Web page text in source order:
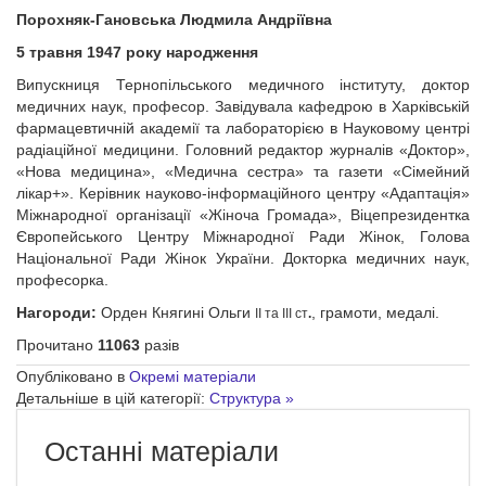
Порохняк-Гановська Людмила Андріївна
5 травня 1947 року народження
Випускниця Тернопільського медичного інституту, доктор
медичних наук, професор. Завідувала кафедрою в Харківській
фармацевтичній академії та лабораторією в Науковому центрі
радіаційної медицини. Головний редактор журналів «Доктор»,
«Нова медицина», «Медична сестра» та газети «Сімейний
лікар+». Керівник науково-інформаційного центру «Адаптація»
Міжнародної організації «Жіноча Громада», Віцепрезидентка
Європейського Центру Міжнародної Ради Жінок, Голова
Національної Ради Жінок України. Докторка медичних наук,
професорка.
Нагороди: Орден Княгині Ольги ІІ та ІІІ ст. , грамоти, медалі.
Прочитано 11063 разів
Опубліковано в Окремі матеріали
Детальніше в цій категорії: Структура »
Останні матеріали